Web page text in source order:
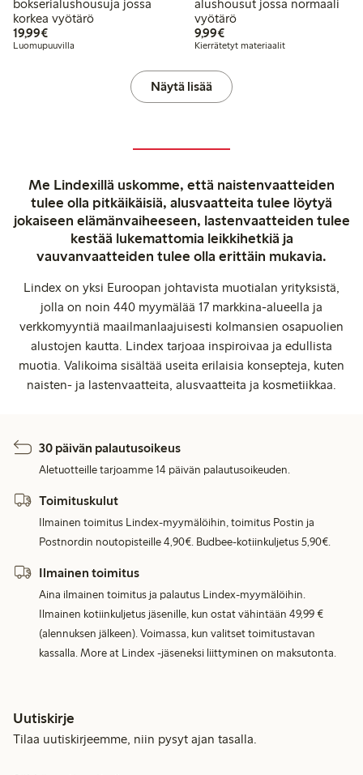
bokserialushousuja jossa
korkea vyötärö
19,99€19,99 €
Luomupuuvilla
alushousut jossa normaali
vyötärö
9,99€9,99 €
Kierrätetyt materiaalit
Näytä lisää
Me Lindexillä uskomme, että naistenvaatteiden
tulee olla pitkäikäisiä, alusvaatteita tulee löytyä
jokaiseen elämänvaiheeseen, lastenvaatteiden tulee
kestää lukemattomia leikkihetkiä ja
vauvanvaatteiden tulee olla erittäin mukavia.
Lindex on yksi Euroopan johtavista muotialan yrityksistä,
jolla on noin 440 myymälää 17 markkina-alueella ja
verkkomyyntiä maailmanlaajuisesti kolmansien osapuolien
alustojen kautta. Lindex tarjoaa inspiroivaa ja edullista
muotia. Valikoima sisältää useita erilaisia konsepteja, kuten
naisten- ja lastenvaatteita, alusvaatteita ja kosmetiikkaa.
30 päivän palautusoikeus
Aletuotteille tarjoamme 14 päivän palautusoikeuden.
Toimituskulut
Ilmainen toimitus Lindex-myymälöihin, toimitus Postin ja
Postnordin noutopisteille 4,90€. Budbee-kotiinkuljetus 5,90€.
Ilmainen toimitus
Aina ilmainen toimitus ja palautus Lindex-myymälöihin.
Ilmainen kotiinkuljetus jäsenille, kun ostat vähintään 49,99 €
(alennuksen jälkeen). Voimassa, kun valitset toimitustavan
kassalla. More at Lindex -jäseneksi liittyminen on maksutonta.
Uutiskirje
Tilaa uutiskirjeemme, niin pysyt ajan tasalla.